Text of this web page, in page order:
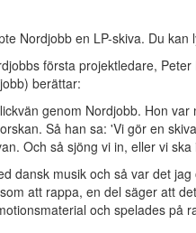
Nordjobb en LP-skiva. Du kan
första projektledare,
berättar:
genom Nordjobb. Hon
Så han sa: 'Vi gör en
Och så sjöng vi in, eller vi
dansk musik och så var det
att rappa, en del säger att
och spelades på